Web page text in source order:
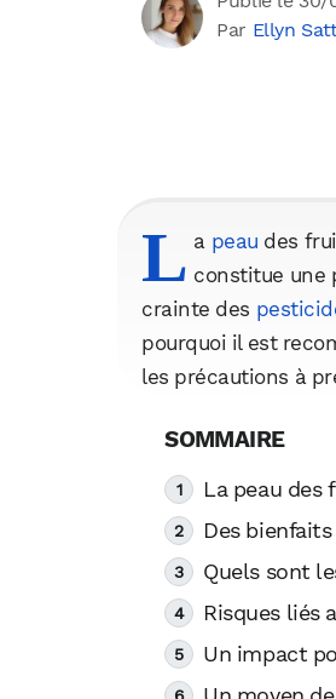
Par Ellyn
L a peau des
constitue une
crainte des
pourquoi il est
les précautions à
La peau
Des
Quels sont
Risques liés
Un impact